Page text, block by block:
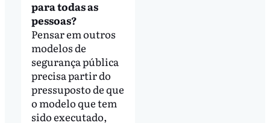
para todas as
pessoas?
Pensar em outros
modelos de
segurança pública
precisa partir do
pressuposto de que
o modelo que tem
sido executado,